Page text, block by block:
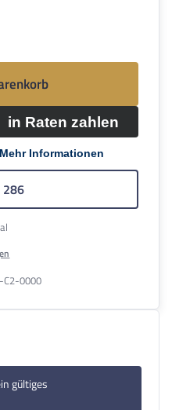
Wert ein
286
C2-0000
gültiges